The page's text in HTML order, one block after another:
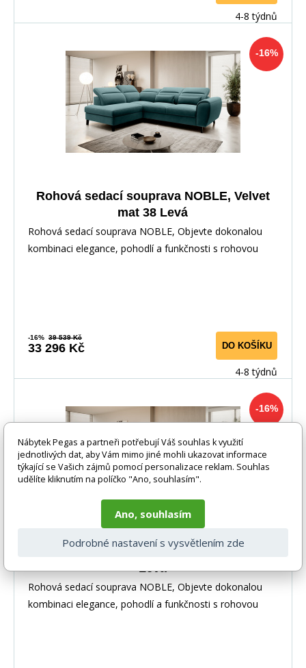
4-8 týdnů
-16%
Rohová sedací souprava NOBLE, Velvet
mat 38 Levá
Rohová sedací souprava NOBLE, Objevte dokonalou
kombinaci elegance, pohodlí a funkčnosti s rohovou
-16% 39 539 Kč
33 296 Kč DO KOŠÍKU
4-8 týdnů
-16%
Rohová sedací souprava NOBLE, Nube 40
Levá
Rohová sedací souprava NOBLE, Objevte dokonalou
kombinaci elegance, pohodlí a funkčnosti s rohovou
Nábytek Pegas a partneři potřebují Váš souhlas k využití
jednotlivých dat, aby Vám mimo jiné mohli ukazovat informace
týkající se Vašich zájmů pomocí personalizace reklam. Souhlas
udělíte kliknutím na políčko "Ano, souhlasím".
Ano, souhlasím
Podrobné nastavení s vysvětlením zde